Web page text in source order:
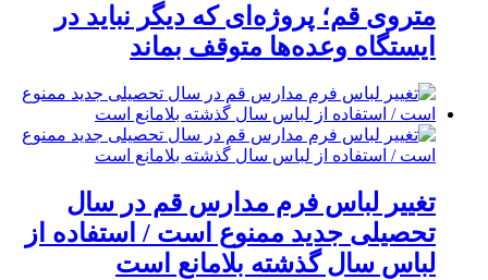
متروی قم؛ پروژه‌ای که دیگر نباید در
ایستگاه وعده‌ها متوقف بماند
تغییر لباس فرم مدارس قم در سال
تحصیلی جدید ممنوع است / استفاده از
لباس سال گذشته بلامانع است